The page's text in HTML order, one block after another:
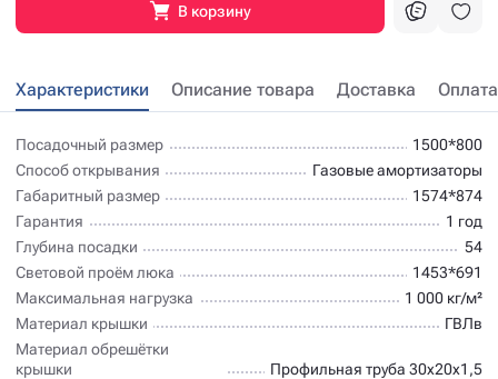
В корзину
Характеристики Описание товара Доставка Оплата
Посадочный размер
1500*800
Способ открывания
Газовые амортизаторы
Габаритный размер
1574*874
Гарантия
1 год
Глубина посадки
54
Световой проём люка
1453*691
Максимальная нагрузка
1 000 кг/м²
Материал крышки
ГВЛв
Материал обрешётки
крышки
Профильная труба 30х20х1,5